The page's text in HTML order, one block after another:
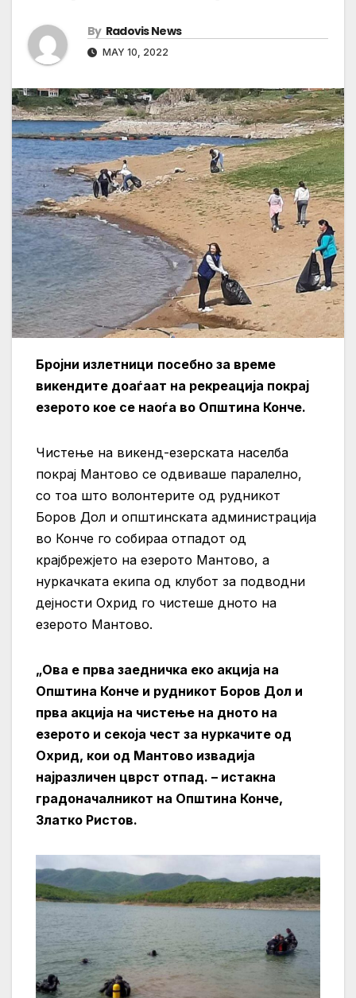
By Radovis News
MAY 10, 2022
Бројни излетници посебно за време
викендите доаѓаат на рекреација покрај
езерото кое се наоѓа во Општина Конче.
Чистење на викенд-езерската населба
покрај Мантово се одвиваше паралелно,
со тоа што волонтерите од рудникот
Боров Дол и општинската администрација
во Конче го собираа отпадот од
крајбрежјето на езерото Мантово, а
нуркачката екипа од клубот за подводни
дејности Охрид го чистеше дното на
езерото Мантово.
„Ова е прва заедничка еко акција на
Општина Конче и рудникот Боров Дол и
прва акција на чистење на дното на
езерото и секоја чест за нуркачите од
Охрид, кои од Мантово извадија
најразличен цврст отпад. – истакна
градоначалникот на Општина Конче,
Златко Ристов.